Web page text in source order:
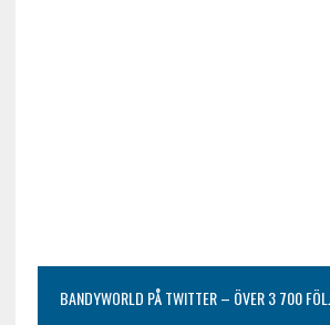
BANDYWORLD PÅ TWITTER – ÖVER 3 700